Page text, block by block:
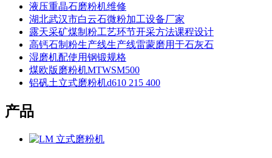
液压重晶石磨粉机维修
湖北武汉市白云石微粉加工设备厂家
露天采矿煤制粉工艺环节开采方法课程设计
高钙石制粉生产线生产线雷蒙磨用于石灰石
湿磨机配使用钢锻规格
煤欧版磨粉机MTWSM500
铝矾土立式磨粉机d610 215 400
产品